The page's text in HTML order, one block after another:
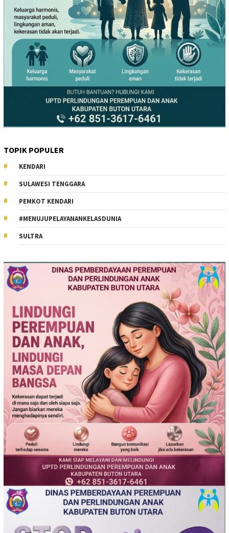
TOPIK POPULER
KENDARI
SULAWESI TENGGARA
PEMKOT KENDARI
#MENUJUPELAYANANKELASDUNIA
SULTRA